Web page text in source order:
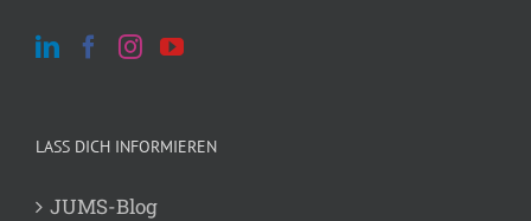
LASS DICH INFORMIEREN
JUMS-Blog